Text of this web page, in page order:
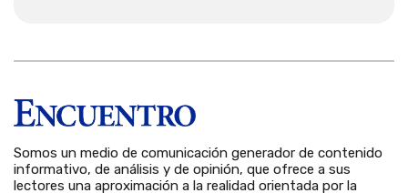
Somos un medio de comunicación generador de contenido
informativo, de análisis y de opinión, que ofrece a sus
lectores una aproximación a la realidad orientada por la